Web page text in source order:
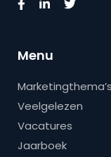
Menu
Marketingthema’s
Veelgelezen
Vacatures
Jaarboek